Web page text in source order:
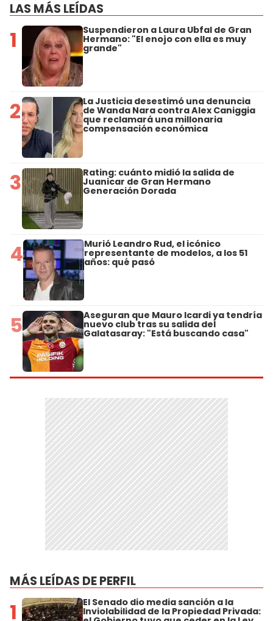
LAS MÁS LEÍDAS
1 Suspendieron a Laura Ubfal de Gran
Hermano: "El enojo con ella es muy
grande"
2 La Justicia desestimó una denuncia
de Wanda Nara contra Alex Caniggia
que reclamará una millonaria
compensación económica
3 Rating: cuánto midió la salida de
Juanicar de Gran Hermano
Generación Dorada
4 Murió Leandro Rud, el icónico
representante de modelos, a los 51
años: qué pasó
5 Aseguran que Mauro Icardi ya tendría
nuevo club tras su salida del
Galatasaray: "Está buscando casa"
MÁS LEÍDAS DE PERFIL
1 El Senado dio media sanción a la
Inviolabilidad de la Propiedad Privada: